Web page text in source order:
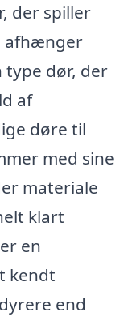
der spiller
afhænger
dør, der
af
døre til
med sine
materiale
klart
en
kendt
end